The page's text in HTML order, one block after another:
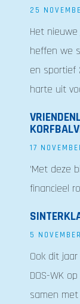
25
Het
heffen we
en sportief
harte uit
17
'Met deze
financieel
5
Ook dit
DOS-WK
samen